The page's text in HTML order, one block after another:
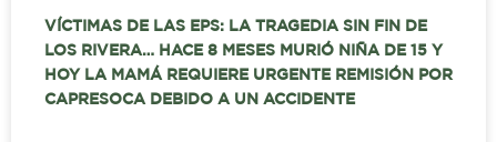
VÍCTIMAS DE LAS EPS: LA TRAGEDIA SIN FIN DE
LOS RIVERA… HACE 8 MESES MURIÓ NIÑA DE 15 Y
HOY LA MAMÁ REQUIERE URGENTE REMISIÓN POR
CAPRESOCA DEBIDO A UN ACCIDENTE